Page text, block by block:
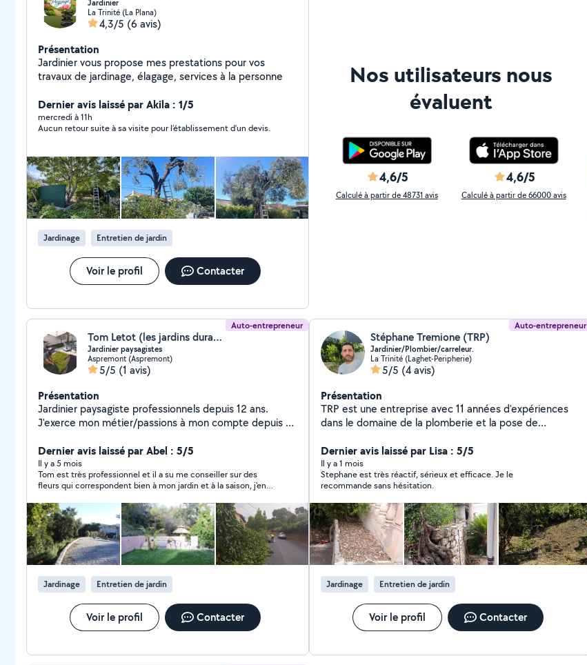
Jardinier
La Trinité (La Plana)
4,3/5 (6 avis)
Présentation
Jardinier vous propose mes prestations pour vos
travaux de jardinage, élagage, services à la personne
Dernier avis laissé par Akila : 1/5
mercredi à 11h
Aucun retour suite à sa visite pour l’établissement d’un devis.
Jardinage Entretien de jardin
Voir le profil Contacter
Nos utilisateurs nous
évaluent
4,6/5
Calculé à partir de 48731 avis
4,6/5
Calculé à partir de 66000 avis
Auto-entrepreneur
Tom Letot (les jardins durables)
Jardinier paysagistes
Aspremont (Aspremont)
5/5 (1 avis)
Présentation
Jardinier paysagiste professionnels depuis 12 ans.
J'exerce mon métier/passions à mon compte depuis 6
me forme en continue autour des : Plantes bio-
indicatrices/ taille fruitières / Compréhension du sol /
Créations de potager / Pépiniériste végétal local/
Bassins / Maitre composteur etc.. Équipé pour touts
types de prestations, je réalise: Entretiens de jardins
Remise de état Travaux de clôture Design et conseils
Travaux de maçonnerie Pose d'arrosage automatique
Créations de jardin comestible (
Potager,verger,maraîchage) Réalisation de travaux
d'ebenisterie ( jardinière, terrasse etc..) Je met en
avant mes savoir faire autour du vivant, afin de réaliser
des prestations les plus adéquates avec
l'environnement ( Respect du végétal, plantations
adapté, traitement naturels) Site internet :
solution à vos projet
Dernier avis laissé par Abel : 5/5
Il y a 5 mois
Tom est très professionnel et il a su me conseiller sur des
fleurs qui correspondent bien à mon jardin et à la saison, j'en
Jardinage Entretien de jardin
Voir le profil Contacter
Auto-entrepreneur
Stéphane Tremione (TRP)
Jardinier/Plombier/carreleur.
La Trinité (Laghet-Peripherie)
5/5 (4 avis)
Présentation
TRP est une entreprise avec 11 années d'expériences
dans le domaine de la plomberie et la pose de
jardin, les débroussaillages et tout autre tâches dans
vos espaces verts. Dynamique, consciencieux et à
l'écoute de notre clientèle ont va savoir vous conseiller
et diriger dans vos choix tout au long de votre chantier.
Nous réalisons les entretiens de jardin,taille de haies et
On réalise les débroussaillage de vos terrains.
Dernier avis laissé par Lisa : 5/5
Il y a 1 mois
Stephane est très réactif, sérieux et efficace. Je le
recommande sans hésitation.
Jardinage Entretien de jardin
Voir le profil Contacter